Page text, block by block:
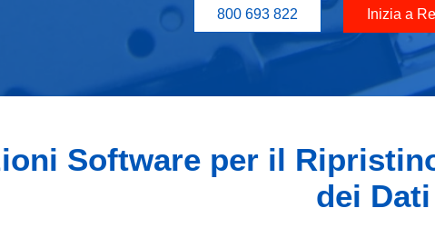
800 693 822 Inizia a
Software per il
dei Dati